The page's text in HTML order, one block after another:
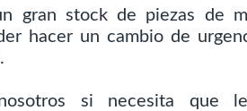
gran stock de piezas de
hacer un cambio de
si necesita que